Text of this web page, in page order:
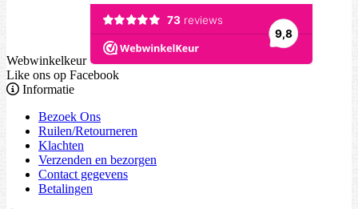
Webwinkelkeur
Like ons op Facebook
Informatie
Bezoek Ons
Ruilen/Retourneren
Klachten
Verzenden en bezorgen
Contact gegevens
Betalingen